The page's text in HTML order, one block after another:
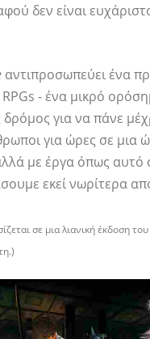
δεν είναι
αντιπροσωπεύει ένα
RPGs - ένα μικρό
για να πάνε
για ώρες σε μια
με έργα όπως αυτό
εκεί νωρίτερα
σε μια λιανική έκδοση